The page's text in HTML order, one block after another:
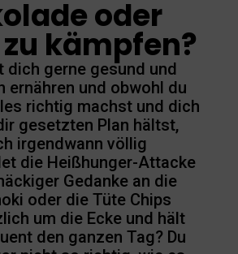
oder
kämpfen?
dich gerne gesund und
ernähren und obwohl du
richtig machst und dich
gesetzten Plan hältst,
irgendwann völlig
die Heißhunger-Attacke
Gedanke an die
oder die Tüte Chips
um die Ecke und hält
den ganzen Tag? Du